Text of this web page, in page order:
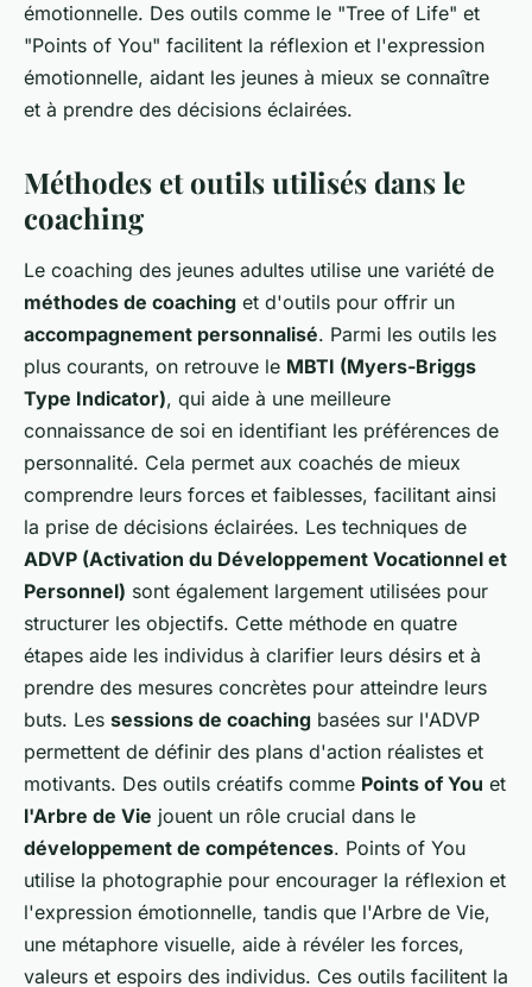
émotionnelle. Des outils comme le "Tree of Life" et
"Points of You" facilitent la réflexion et l'expression
émotionnelle, aidant les jeunes à mieux se connaître
et à prendre des décisions éclairées.
Méthodes et outils utilisés dans le
coaching
Le coaching des jeunes adultes utilise une variété de
méthodes de coaching et d'outils pour offrir un
accompagnement personnalisé. Parmi les outils les
plus courants, on retrouve le MBTI (Myers-Briggs
Type Indicator), qui aide à une meilleure
connaissance de soi en identifiant les préférences de
personnalité. Cela permet aux coachés de mieux
comprendre leurs forces et faiblesses, facilitant ainsi
la prise de décisions éclairées. Les techniques de
ADVP (Activation du Développement Vocationnel et
Personnel) sont également largement utilisées pour
structurer les objectifs. Cette méthode en quatre
étapes aide les individus à clarifier leurs désirs et à
prendre des mesures concrètes pour atteindre leurs
buts. Les sessions de coaching basées sur l'ADVP
permettent de définir des plans d'action réalistes et
motivants. Des outils créatifs comme Points of You et
l'Arbre de Vie jouent un rôle crucial dans le
développement de compétences. Points of You
utilise la photographie pour encourager la réflexion et
l'expression émotionnelle, tandis que l'Arbre de Vie,
une métaphore visuelle, aide à révéler les forces,
valeurs et espoirs des individus. Ces outils facilitent la